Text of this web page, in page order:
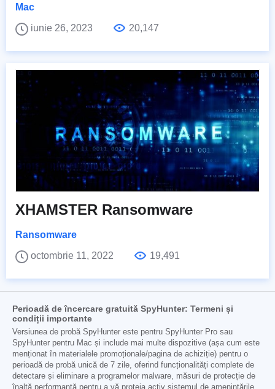
Mac
iunie 26, 2023
20,147
XHAMSTER Ransomware
Ransomware
octombrie 11, 2022
19,491
Perioadă de încercare gratuită SpyHunter: Termeni și
condiții importante
Versiunea de probă SpyHunter este pentru SpyHunter Pro sau
SpyHunter pentru Mac și include mai multe dispozitive (așa cum este
menționat în materialele promoționale/pagina de achiziție) pentru o
perioadă de probă unică de 7 zile, oferind funcționalități complete de
detectare și eliminare a programelor malware, măsuri de protecție de